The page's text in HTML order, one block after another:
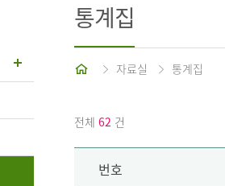
통계집
홈 자료실 통계집
전체 62 건
번호